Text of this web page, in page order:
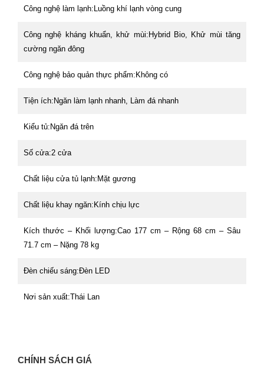
Công nghệ làm lạnh:Luồng khí lạnh vòng cung
Công nghệ kháng khuẩn, khử mùi:Hybrid Bio, Khử mùi tăng
cường ngăn đông
Công nghệ bảo quản thực phẩm:Không có
Tiện ích:Ngăn làm lạnh nhanh, Làm đá nhanh
Kiểu tủ:Ngăn đá trên
Số cửa:2 cửa
Chất liệu cửa tủ lạnh:Mặt gương
Chất liệu khay ngăn:Kính chịu lực
Kích thước – Khối lượng:Cao 177 cm – Rộng 68 cm – Sâu
71.7 cm – Nặng 78 kg
Đèn chiếu sáng:Đèn LED
Nơi sản xuất:Thái Lan
CHÍNH SÁCH GIÁ